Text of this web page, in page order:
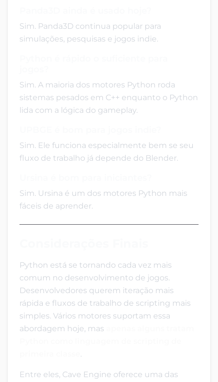
Sim. Panda3D continua popular para
simulações, pesquisas e jogos indie.
Sim. A maioria dos motores Python roda
sistemas pesados em C++ enquanto o Python
lida com a lógica do gameplay.
Sim. Ele funciona especialmente bem se seu
fluxo de trabalho já depende do Blender.
Sim. Ursina é um dos motores Python mais
fáceis de aprender.
Python está se tornando cada vez mais
comum no desenvolvimento de jogos.
Desenvolvedores querem iteração mais
rápida e fluxos de trabalho de scripting mais
simples. Vários motores suportam essa
abordagem hoje, mas
.
Entre eles, Cave Engine oferece uma das